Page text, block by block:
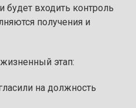
будет входить контроль
получения и
этап:
на должность